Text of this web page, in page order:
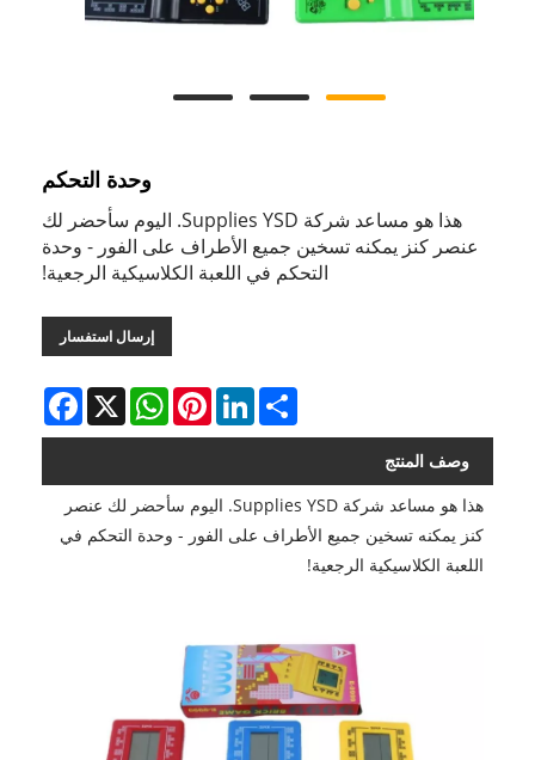
وحدة التحكم
هذا هو مساعد شركة Supplies YSD. اليوم سأحضر لك
عنصر كنز يمكنه تسخين جميع الأطراف على الفور - وحدة
التحكم في اللعبة الكلاسيكية الرجعية!
إرسال استفسار
Facebook X
WhatsAppPinterestLinkedInShare
وصف المنتج
هذا هو مساعد شركة Supplies YSD. اليوم سأحضر لك عنصر
كنز يمكنه تسخين جميع الأطراف على الفور - وحدة التحكم في
اللعبة الكلاسيكية الرجعية!